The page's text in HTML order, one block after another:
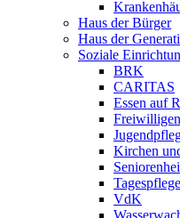
Haus der Bürger
Haus der
Soziale
BRK
CARITAS
Essen auf
Kirchen
Tagespflege
VdK